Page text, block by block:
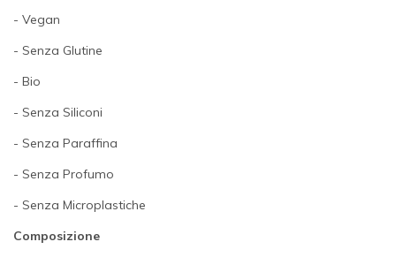
- Vegan
- Senza Glutine
- Bio
- Senza Siliconi
- Senza Paraffina
- Senza Profumo
- Senza Microplastiche
Composizione